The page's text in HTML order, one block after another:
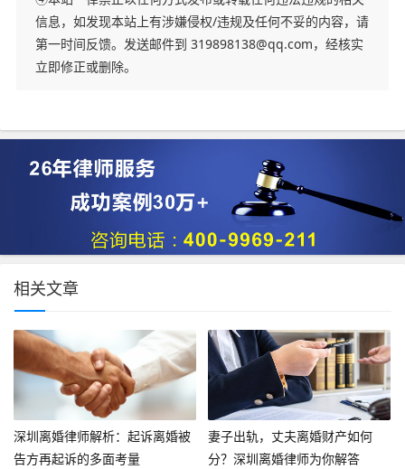
信息，如发现本站上有涉嫌侵权/违规及任何不妥的内容，请
第一时间反馈。发送邮件到 319898138@qq.com，经核实
立即修正或删除。
相关文章
深圳离婚律师解析：起诉离婚被
告方再起诉的多面考量
妻子出轨，丈夫离婚财产如何
分？深圳离婚律师为你解答